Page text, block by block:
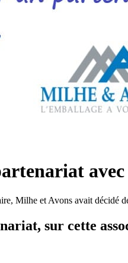
Milhe et Avons avait décidé
sur cette